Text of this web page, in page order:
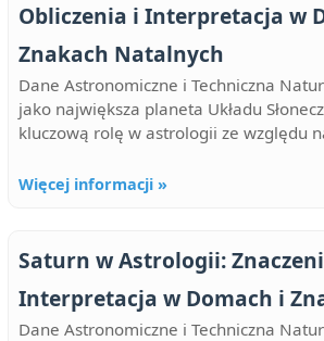
Obliczenia i Interpretacja w
Znakach Natalnych
Dane Astronomiczne i Techniczna
jako największa planeta Układu
kluczową rolę w astrologii ze względu
Więcej informacji »
Saturn w Astrologii:
Interpretacja w Domach i
Dane Astronomiczne i Techniczna